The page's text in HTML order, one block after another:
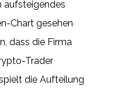
aufsteigendes
Chart gesehen
dass die Firma
Trader
die Aufteilung